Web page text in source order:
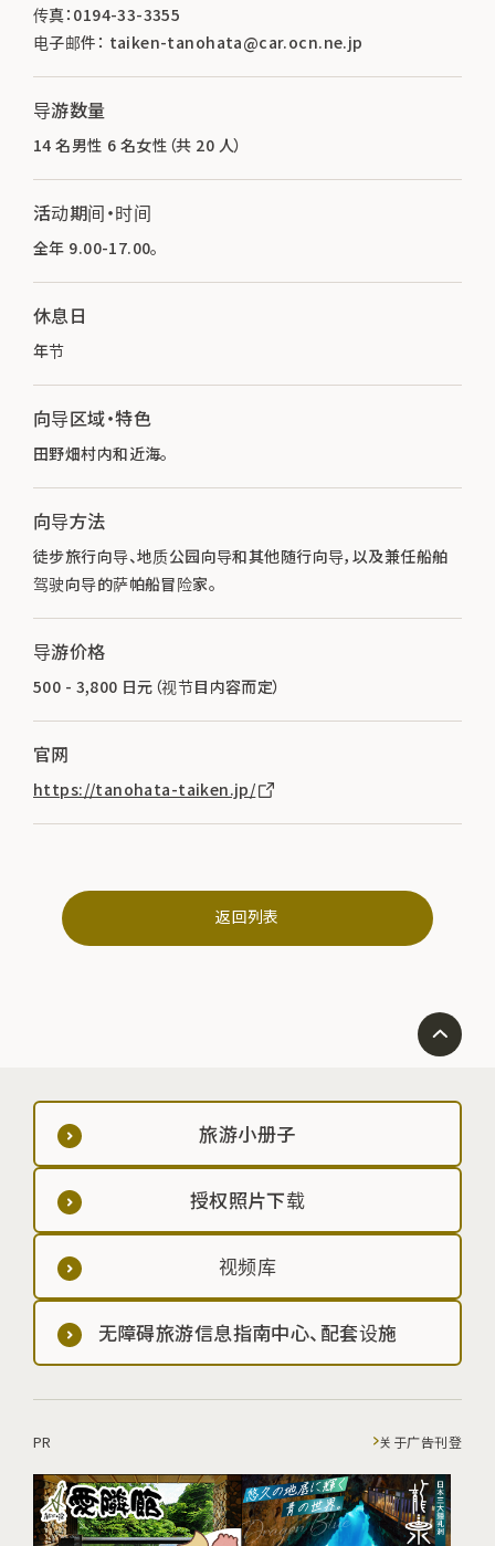
传真：0194-33-3355
电子邮件： taiken-tanohata@car.ocn.ne.jp
导游数量
14 名男性 6 名女性（共 20 人）
活动期间・时间
全年 9.00-17.00。
休息日
年节
向导区域・特色
田野畑村内和近海。
向导方法
徒步旅行向导、地质公园向导和其他随行向导，以及兼任船舶
驾驶向导的萨帕船冒险家。
导游价格
500 - 3,800 日元（视节目内容而定）
官网
https://tanohata-taiken.jp/
返回列表
旅游小册子
授权照片下载
视频库
无障碍旅游信息指南中心、配套设施
PR 关于广告刊登